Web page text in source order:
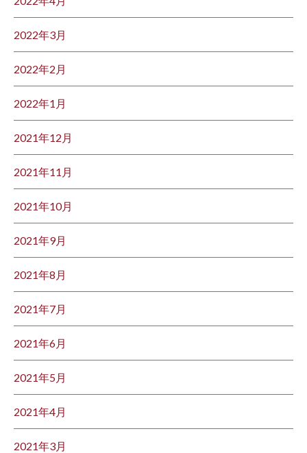
2022年3月
2022年2月
2022年1月
2021年12月
2021年11月
2021年10月
2021年9月
2021年8月
2021年7月
2021年6月
2021年5月
2021年4月
2021年3月